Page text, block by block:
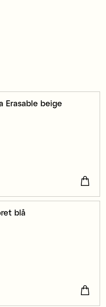
Erasable beige
blå